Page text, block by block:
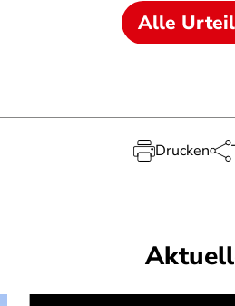
Alle
Drucken